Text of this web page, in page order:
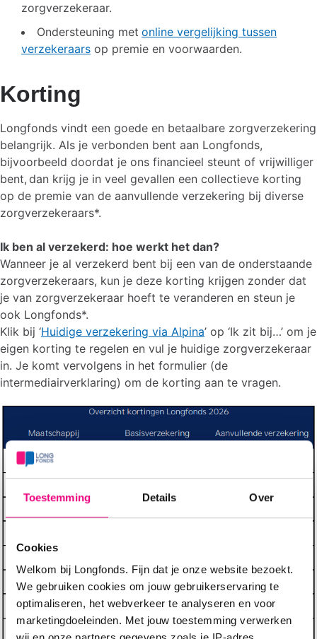
Toestemming Details Over
Cookies
Welkom bij Longfonds. Fijn dat je onze website bezoekt.
We gebruiken cookies om jouw gebruikerservaring te
optimaliseren, het webverkeer te analyseren en voor
marketingdoeleinden. Met jouw toestemming verwerken
zorgverzekeraar.
Ondersteuning met online vergelijking tussen
verzekeraars op premie en voorwaarden.
Korting
Longfonds vindt een goede en betaalbare zorgverzekering
belangrijk. Als je verbonden bent aan Longfonds,
bijvoorbeeld doordat je ons financieel steunt of vrijwilliger
bent, dan krijg je in veel gevallen een collectieve korting
op de premie van de aanvullende verzekering bij diverse
zorgverzekeraars*.
Ik ben al verzekerd: hoe werkt het dan?
Wanneer je al verzekerd bent bij een van de onderstaande
zorgverzekeraars, kun je deze korting krijgen zonder dat
je van zorgverzekeraar hoeft te veranderen en steun je
ook Longfonds*.
Klik bij ‘Huidige verzekering via Alpina’ op ‘Ik zit bij…’ om je
eigen korting te regelen en vul je huidige zorgverzekeraar
in. Je komt vervolgens in het formulier (de
intermediairverklaring) om de korting aan te vragen.